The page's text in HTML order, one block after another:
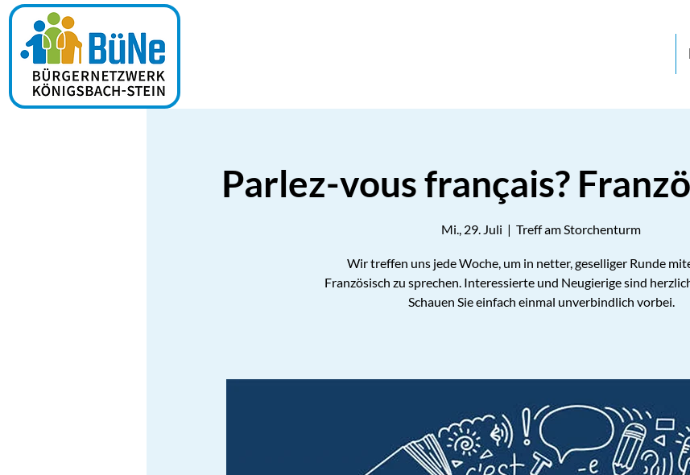
Parlez-vous français?
Mi., 29. Juli
  |
Treff am Storchenturm
Wir treffen uns jede Woche, um in netter, geselliger Runde
Französisch zu sprechen. Interessierte und Neugierige sind
Schauen Sie einfach einmal unverbindlich vorbei.